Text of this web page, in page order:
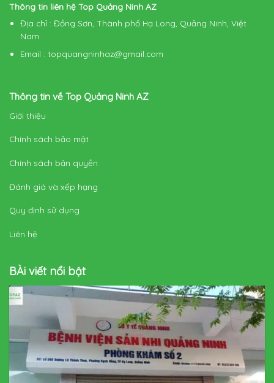
Thông tin liên hệ Top Quảng Ninh AZ
Địa chỉ : Đồng Sơn, Thành phố Hạ Long, Quảng Ninh, Việt
Nam
Email : topquangninhaz@gmail.com
Thông tin về Top Quảng Ninh AZ
Giới thiệu
Chính sách bảo mật
Chính sách bản quyền
Đánh giá và xếp hạng
Quy định sử dụng
Liên hệ
BÀi viết nổi bật